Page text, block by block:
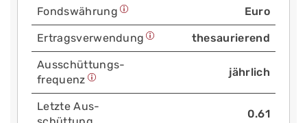
Fonds­währung Euro
Ertrags­verwendung thesaurierend
Aus­schüttungs­
frequenz
jährlich
Letzte Aus­
0.61